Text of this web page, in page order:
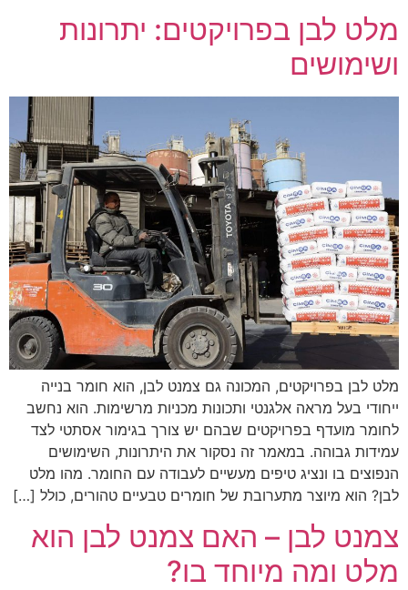
מלט לבן בפרויקטים: יתרונות
ושימושים
מלט לבן בפרויקטים, המכונה גם צמנט לבן, הוא חומר בנייה
ייחודי בעל מראה אלגנטי ותכונות מכניות מרשימות. הוא נחשב
לחומר מועדף בפרויקטים שבהם יש צורך בגימור אסתטי לצד
עמידות גבוהה. במאמר זה נסקור את היתרונות, השימושים
הנפוצים בו ונציג טיפים מעשיים לעבודה עם החומר. מהו מלט
לבן? הוא מיוצר מתערובת של חומרים טבעיים טהורים, כולל […]
צמנט לבן – האם צמנט לבן הוא
מלט ומה מיוחד בו?